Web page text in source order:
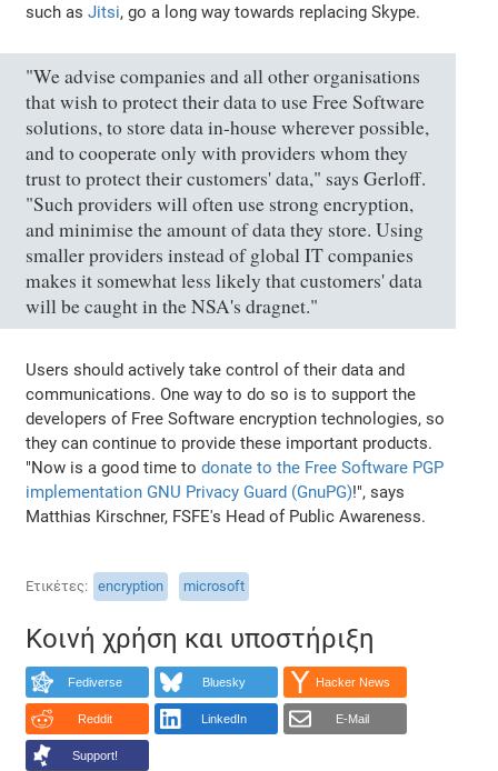
such asJitsi, go a long way towards replacing Skype.
"We advise companies and all other organisations
that wish to protect their data to use Free Software
solutions, to store data in-house wherever possible,
and to cooperate only with providers whom they
trust to protect their customers' data," says Gerloff.
"Such providers will often use strong encryption,
and minimise the amount of data they store. Using
smaller providers instead of global IT companies
makes it somewhat less likely that customers' data
will be caught in the NSA's dragnet."
Users should actively take control of their data and
communications. One way to do so is to support the
developers of Free Software encryption technologies, so
they can continue to provide these important products.
"Now is a good time todonate to the Free Software PGP
implementation GNU Privacy Guard (GnuPG)!", says
Matthias Kirschner, FSFE's Head of Public Awareness.
Ετικέτες encryption microsoft
Κοινή χρήση και υποστήριξη
Fediverse Bluesky Hacker News
Reddit LinkedIn E-Mail
Support!